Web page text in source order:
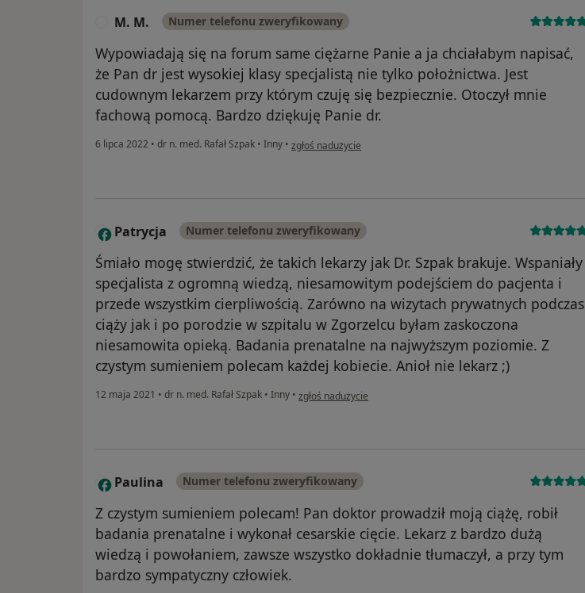
M. M. Numer telefonu zweryfikowany
Wypowiadają się na forum same ciężarne Panie a ja chciałabym napisać,
że Pan dr jest wysokiej klasy specjalistą nie tylko położnictwa. Jest
cudownym lekarzem przy którym czuję się bezpiecznie. Otoczył mnie
fachową pomocą. Bardzo dziękuję Panie dr.
6 lipca 2022 • dr n. med. Rafał Szpak • Inny • w opinii użytkownika M. M.
zgłoś nadużycie
P Patrycja Numer telefonu zweryfikowany
Śmiało mogę stwierdzić, że takich lekarzy jak Dr. Szpak brakuje. Wspaniały
specjalista z ogromną wiedzą, niesamowitym podejściem do pacjenta i
przede wszystkim cierpliwością. Zarówno na wizytach prywatnych podczas
ciąży jak i po porodzie w szpitalu w Zgorzelcu byłam zaskoczona
niesamowita opieką. Badania prenatalne na najwyższym poziomie. Z
czystym sumieniem polecam każdej kobiecie. Anioł nie lekarz ;)
12 maja 2021 • dr n. med. Rafał Szpak • Inny • w opinii użytkownika Patrycja
zgłoś nadużycie
P Paulina Numer telefonu zweryfikowany
Z czystym sumieniem polecam! Pan doktor prowadził moją ciążę, robił
badania prenatalne i wykonał cesarskie cięcie. Lekarz z bardzo dużą
wiedzą i powołaniem, zawsze wszystko dokładnie tłumaczył, a przy tym
bardzo sympatyczny człowiek.